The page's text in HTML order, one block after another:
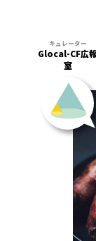
Glocal-CF広
室